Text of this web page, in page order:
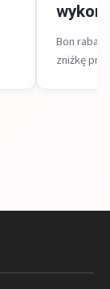
Bon
zniżkę